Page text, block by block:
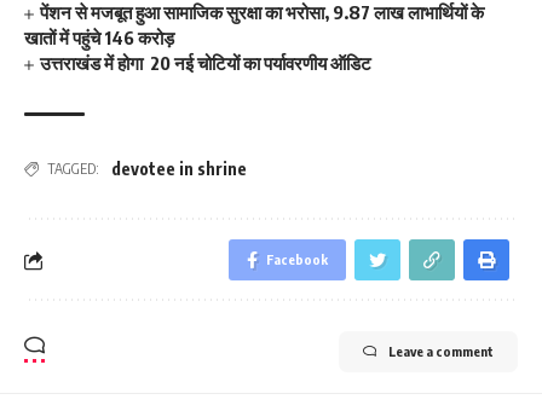
पेंशन से मजबूत हुआ सामाजिक सुरक्षा का भरोसा, 9.87 लाख लाभार्थियों के
खातों में पहुंचे 146 करोड़
उत्तराखंड में होगा 20 नई चोटियों का पर्यावरणीय ऑडिट
TAGGED: devotee in shrine
Facebook
Leave a comment